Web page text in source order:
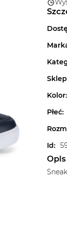
Sklep
Kolor:
Płeć:
Id: